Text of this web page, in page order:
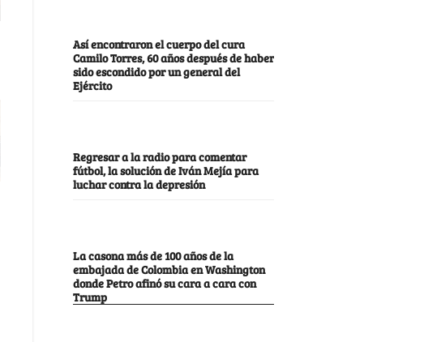
Así encontraron el cuerpo del cura
Camilo Torres, 60 años después de haber
sido escondido por un general del
Ejército
Regresar a la radio para comentar
fútbol, la solución de Iván Mejía para
luchar contra la depresión
La casona más de 100 años de la
embajada de Colombia en Washington
donde Petro afinó su cara a cara con
Trump